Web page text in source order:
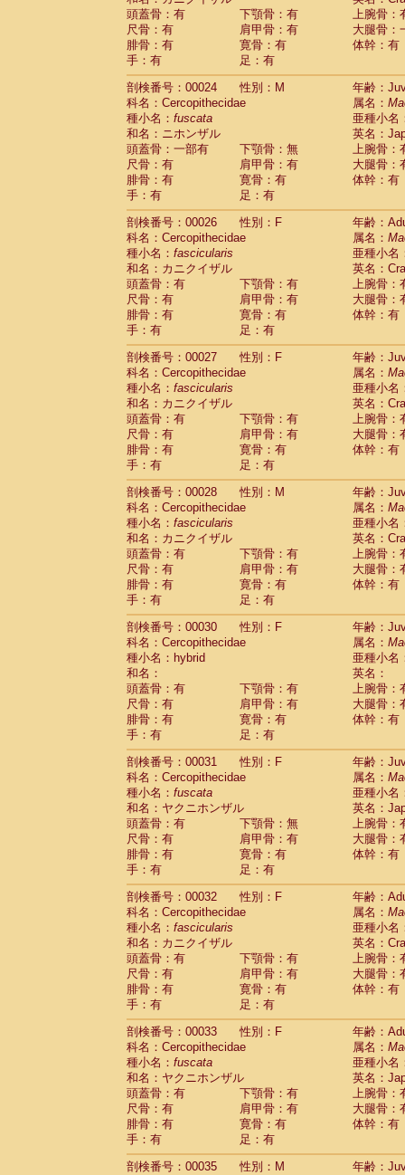
Cebidae Cebusspp.(0)
Cebidae Saimiri boliviensis
Cebidae Saimiri sciureus
Atelidae Alouatta caraya
AtelidaeAlouatta fusca
AtelidaeAlouatta seniculus
AtelidaeAlouatta
Atelidae
Atelidae Ateles geoffroyi
Atelidae Ateles paniscus
Atelidae Atelesspp.
Atelidae Lagothrix lagothricha
AtelidaeLagothrix lagothricha cana(0)
Pitheciidae
Cacajao calvus
PitheciidaeCallicebus cupreus(2)
Pitheciidae Callicebus donacophilus(0)
Pitheciidae Callicebus moloch(0)
Pitheciidae Callicebus torquatus(0)
Pitheciidae Callicebus
Pitheciidae Chiropotes satanas
Pitheciidae Pithecia monachus
Pitheciidae Pithecia pithecia (0)
Cercopithecidae Cercocebus agilis (0)
Cercopithecidae
Cercocebus
Cercopithecidae
Cercocebus
CercopithecidaeCercocebus
CercopithecidaeCercocebus
CercopithecidaeCercocebus hybrid(2)
CercopithecidaeCercocebus
CercopithecidaeLophocebus
Cercopithecidae
(0)
Cercopithecidae Papio cynocephalus
Cercopithecidae Papio hamadryas(1)
CercopithecidaePapio papio
CercopithecidaePapio
CercopithecidaeMandrillus
CercopithecidaeMandrillus sphinx
CercopithecidaeTheropithecus
CercopithecidaeMacaca arctoides(4)
Cercopithecidae Macaca assamensis
Cercopithecidae
Macaca
CercopithecidaeMacaca cyclopis (23)
CercopithecidaeMacaca fascicularis
CercopithecidaeMacaca fuscaca
CercopithecidaeMacaca fuscata
CercopithecidaeMacaca fuscata
CercopithecidaeMacaca maura(4)
Cercopithecidae Macaca mulatta(101)
Cercopithecidae Macaca nemestrina(6)
Cercopithecidae Macaca nigra(1)
CercopithecidaeMacaca radiata(36)
CercopithecidaeMacaca silenus(0)
CercopithecidaeMacaca sinica (1)
CercopithecidaeMacaca sylvanus
CercopithecidaeMacaca thibetana (0)
Cercopithecidae Macaca tonkeana (0)
Cercopithecidae hybrid(2)
Cercopithecidae (0)
CercopithecidaeAllenopithecus
CercopithecidaeCercopithecus
CercopithecidaeCercopithecus
CercopithecidaeCercopithecus
CercopithecidaeCercopithecus diana
CercopithecidaeCercopithecus
Cercopithecidae
Cercopithecus
Cercopithecidae
Cercopithecus mitis
CercopithecidaeCercopithecus mitis
CercopithecidaeCercopithecus mitis
CercopithecidaeCercopithecus mona
CercopithecidaeCercopithecus
CercopithecidaeCercopithecus
CercopithecidaeCercopithecus
頭蓋骨：有
下顎骨：有
上腕骨：
尺骨：有
肩甲骨：有
大腿骨：
腓骨：有
寛骨：有
体幹：有
手：有
足：有
剖検番号：00024
性別：M
年齢：
科名：Cercopithecidae
属名：
種小名： fuscata
亜種小名
和名：ニホンザル
英名：
頭蓋骨：一部有
下顎骨：無
上腕骨：
尺骨：有
肩甲骨：有
大腿骨：
腓骨：有
寛骨：有
体幹：有
手：有
足：有
剖検番号：00026
性別：F
年齢：
科名：Cercopithecidae
属名：
種小名： fascicularis
亜種小名
和名：カニクイザル
英名：
頭蓋骨：有
下顎骨：有
上腕骨：
尺骨：有
肩甲骨：有
大腿骨：
腓骨：有
寛骨：有
体幹：有
手：有
足：有
剖検番号：00027
性別：F
年齢：
科名：Cercopithecidae
属名：
種小名： fascicularis
亜種小名
和名：カニクイザル
英名：
頭蓋骨：有
下顎骨：有
上腕骨：
尺骨：有
肩甲骨：有
大腿骨：
腓骨：有
寛骨：有
体幹：有
手：有
足：有
剖検番号：00028
性別：M
年齢：
科名：Cercopithecidae
属名：
種小名： fascicularis
亜種小名
和名：カニクイザル
英名：
頭蓋骨：有
下顎骨：有
上腕骨：
尺骨：有
肩甲骨：有
大腿骨：
腓骨：有
寛骨：有
体幹：有
手：有
足：有
剖検番号：00030
性別：F
年齢：
科名：Cercopithecidae
属名：
種小名：hybrid
亜種小名
和名：
英名：
頭蓋骨：有
下顎骨：有
上腕骨：
尺骨：有
肩甲骨：有
大腿骨：
腓骨：有
寛骨：有
体幹：有
手：有
足：有
剖検番号：00031
性別：F
年齢：
科名：Cercopithecidae
属名：
種小名： fuscata
亜種小名
和名：ヤクニホンザル
英名：
頭蓋骨：有
下顎骨：無
上腕骨：
尺骨：有
肩甲骨：有
大腿骨：
腓骨：有
寛骨：有
体幹：有
手：有
足：有
剖検番号：00032
性別：F
年齢：
科名：Cercopithecidae
属名：
種小名： fascicularis
亜種小名
和名：カニクイザル
英名：
頭蓋骨：有
下顎骨：有
上腕骨：
尺骨：有
肩甲骨：有
大腿骨：
腓骨：有
寛骨：有
体幹：有
手：有
足：有
剖検番号：00033
性別：F
年齢：
科名：Cercopithecidae
属名：
種小名： fuscata
亜種小名
和名：ヤクニホンザル
英名：
頭蓋骨：有
下顎骨：有
上腕骨：
尺骨：有
肩甲骨：有
大腿骨：
腓骨：有
寛骨：有
体幹：有
手：有
足：有
剖検番号：00035
性別：M
年齢：